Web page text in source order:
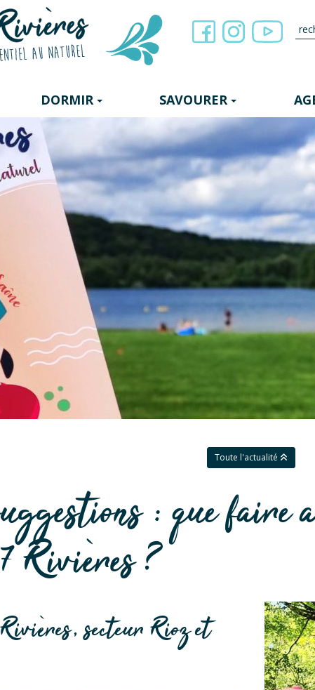
DORMIR SAVOURER
Toute l'actualité
: que faire
Rivières ?
secteur Rioz et